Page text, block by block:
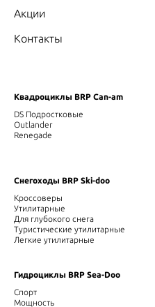
Акции
Контакты
Квадроциклы BRP Can-am
DS Подростковые
Outlander
Renegade
Снегоходы BRP Ski-doo
Кроссоверы
Утилитарные
Для глубокого снега
Туристические утилитарные
Легкие утилитарные
Гидроциклы BRP Sea-Doo
Спорт
Мощность